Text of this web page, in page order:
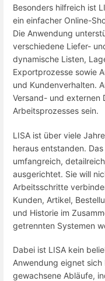
Besonders hilfreich ist
ein einfacher Online-
Die Anwendung
verschiedene Liefer-
dynamische Listen,
Exportprozesse sowie
und Kundenverhalten.
Versand- und externen
Arbeitsprozesses sein.
LISA ist über viele
heraus entstanden.
umfangreich,
ausgerichtet. Sie will
Arbeitsschritte
Kunden, Artikel,
und Historie im
getrennten Systemen
Dabei ist LISA kein
Anwendung eignet
gewachsene Abläufe,